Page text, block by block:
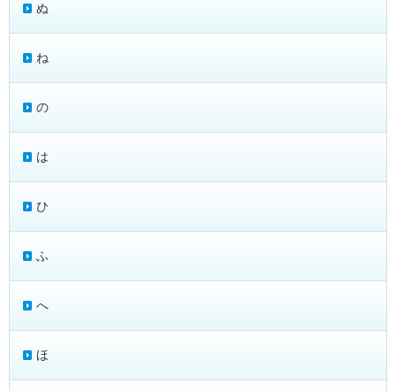
ぬ
ね
の
は
ひ
ふ
へ
ほ